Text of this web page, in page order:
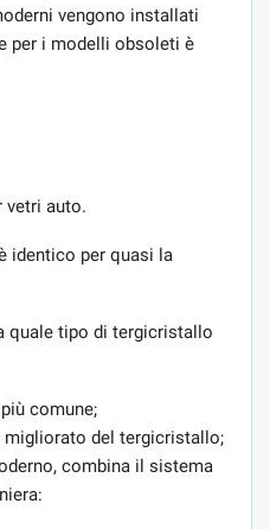
vengono installati
per i modelli obsoleti è
vetri auto.
identico per quasi la
quale tipo di tergicristallo
comune;
migliorato del tergicristallo;
combina il sistema